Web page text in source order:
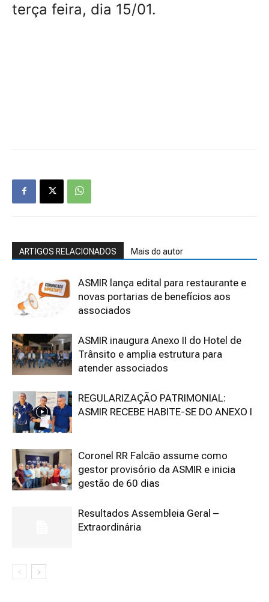
terça feira, dia 15/01.
ARTIGOS RELACIONADOS Mais do autor
ASMIR lança edital para restaurante e
novas portarias de benefícios aos
associados
ASMIR inaugura Anexo II do Hotel de
Trânsito e amplia estrutura para
atender associados
REGULARIZAÇÃO PATRIMONIAL:
ASMIR RECEBE HABITE-SE DO ANEXO I
Coronel RR Falcão assume como
gestor provisório da ASMIR e inicia
gestão de 60 dias
Resultados Assembleia Geral –
Extraordinária